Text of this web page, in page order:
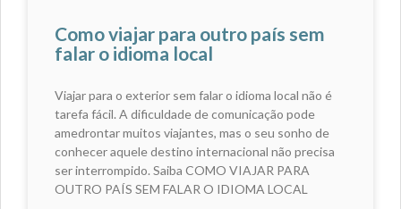
Como viajar para outro país sem
falar o idioma local
Viajar para o exterior sem falar o idioma local não é
tarefa fácil. A dificuldade de comunicação pode
amedrontar muitos viajantes, mas o seu sonho de
conhecer aquele destino internacional não precisa
ser interrompido. Saiba COMO VIAJAR PARA
OUTRO PAÍS SEM FALAR O IDIOMA LOCAL